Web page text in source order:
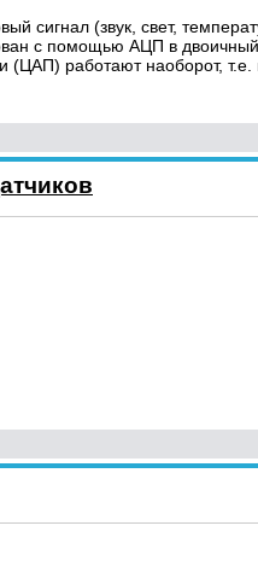
сигнал (звук, свет,
с помощью АЦП в
работают наоборот,